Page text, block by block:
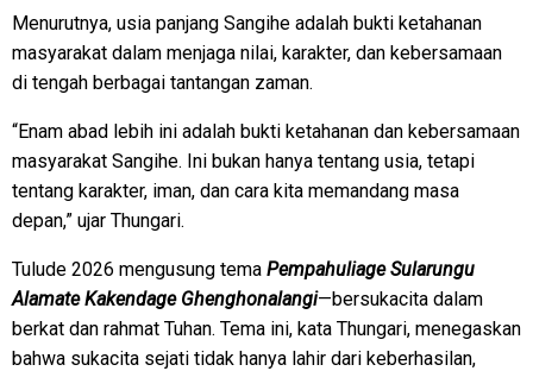
Menurutnya, usia panjang Sangihe adalah bukti ketahanan
masyarakat dalam menjaga nilai, karakter, dan kebersamaan
di tengah berbagai tantangan zaman.
“Enam abad lebih ini adalah bukti ketahanan dan kebersamaan
masyarakat Sangihe. Ini bukan hanya tentang usia, tetapi
tentang karakter, iman, dan cara kita memandang masa
depan,” ujar Thungari.
Tulude 2026 mengusung tema Pempahuliage Sularungu
Alamate Kakendage Ghenghonalangi—bersukacita dalam
berkat dan rahmat Tuhan. Tema ini, kata Thungari, menegaskan
bahwa sukacita sejati tidak hanya lahir dari keberhasilan,